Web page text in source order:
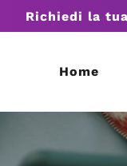
Richiedi la
Home